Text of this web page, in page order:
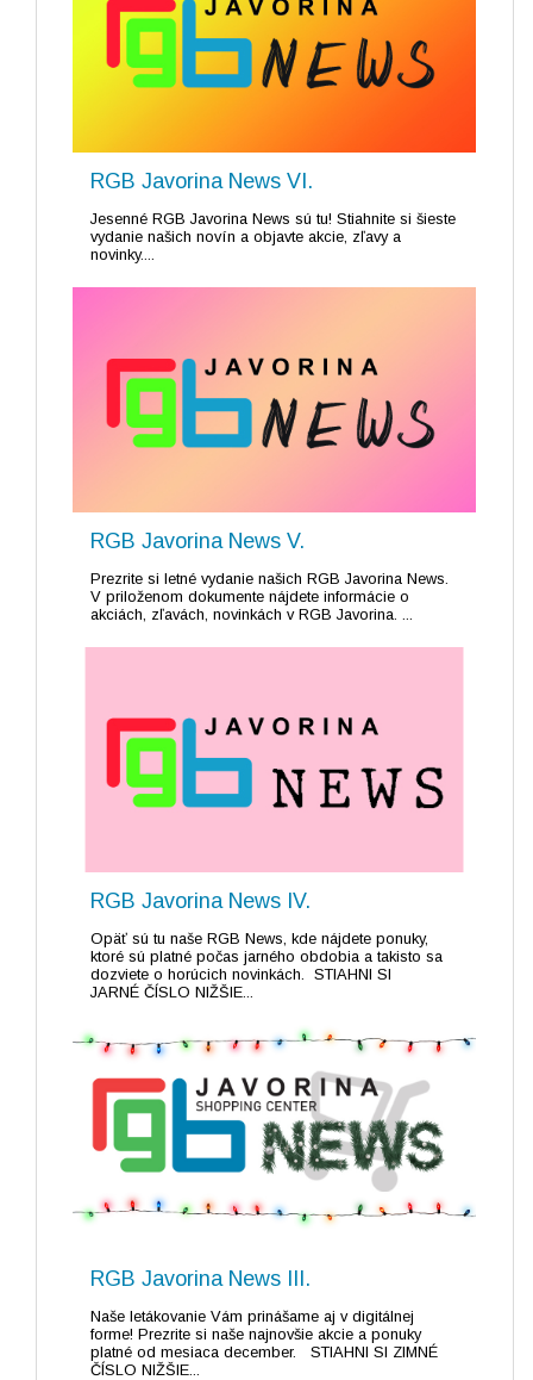
RGB Javorina News VI.
Jesenné RGB Javorina News sú tu! Stiahnite si šieste
vydanie našich novín a objavte akcie, zľavy a
novinky....
RGB Javorina News V.
Prezrite si letné vydanie našich RGB Javorina News.
V priloženom dokumente nájdete informácie o
akciách, zľavách, novinkách v RGB Javorina. ...
RGB Javorina News IV.
Opäť sú tu naše RGB News, kde nájdete ponuky,
ktoré sú platné počas jarného obdobia a takisto sa
dozviete o horúcich novinkách. STIAHNI SI
JARNÉ ČÍSLO NIŽŠIE...
RGB Javorina News III.
Naše letákovanie Vám prinášame aj v digitálnej
forme! Prezrite si naše najnovšie akcie a ponuky
platné od mesiaca december. STIAHNI SI ZIMNÉ
ČÍSLO NIŽŠIE...